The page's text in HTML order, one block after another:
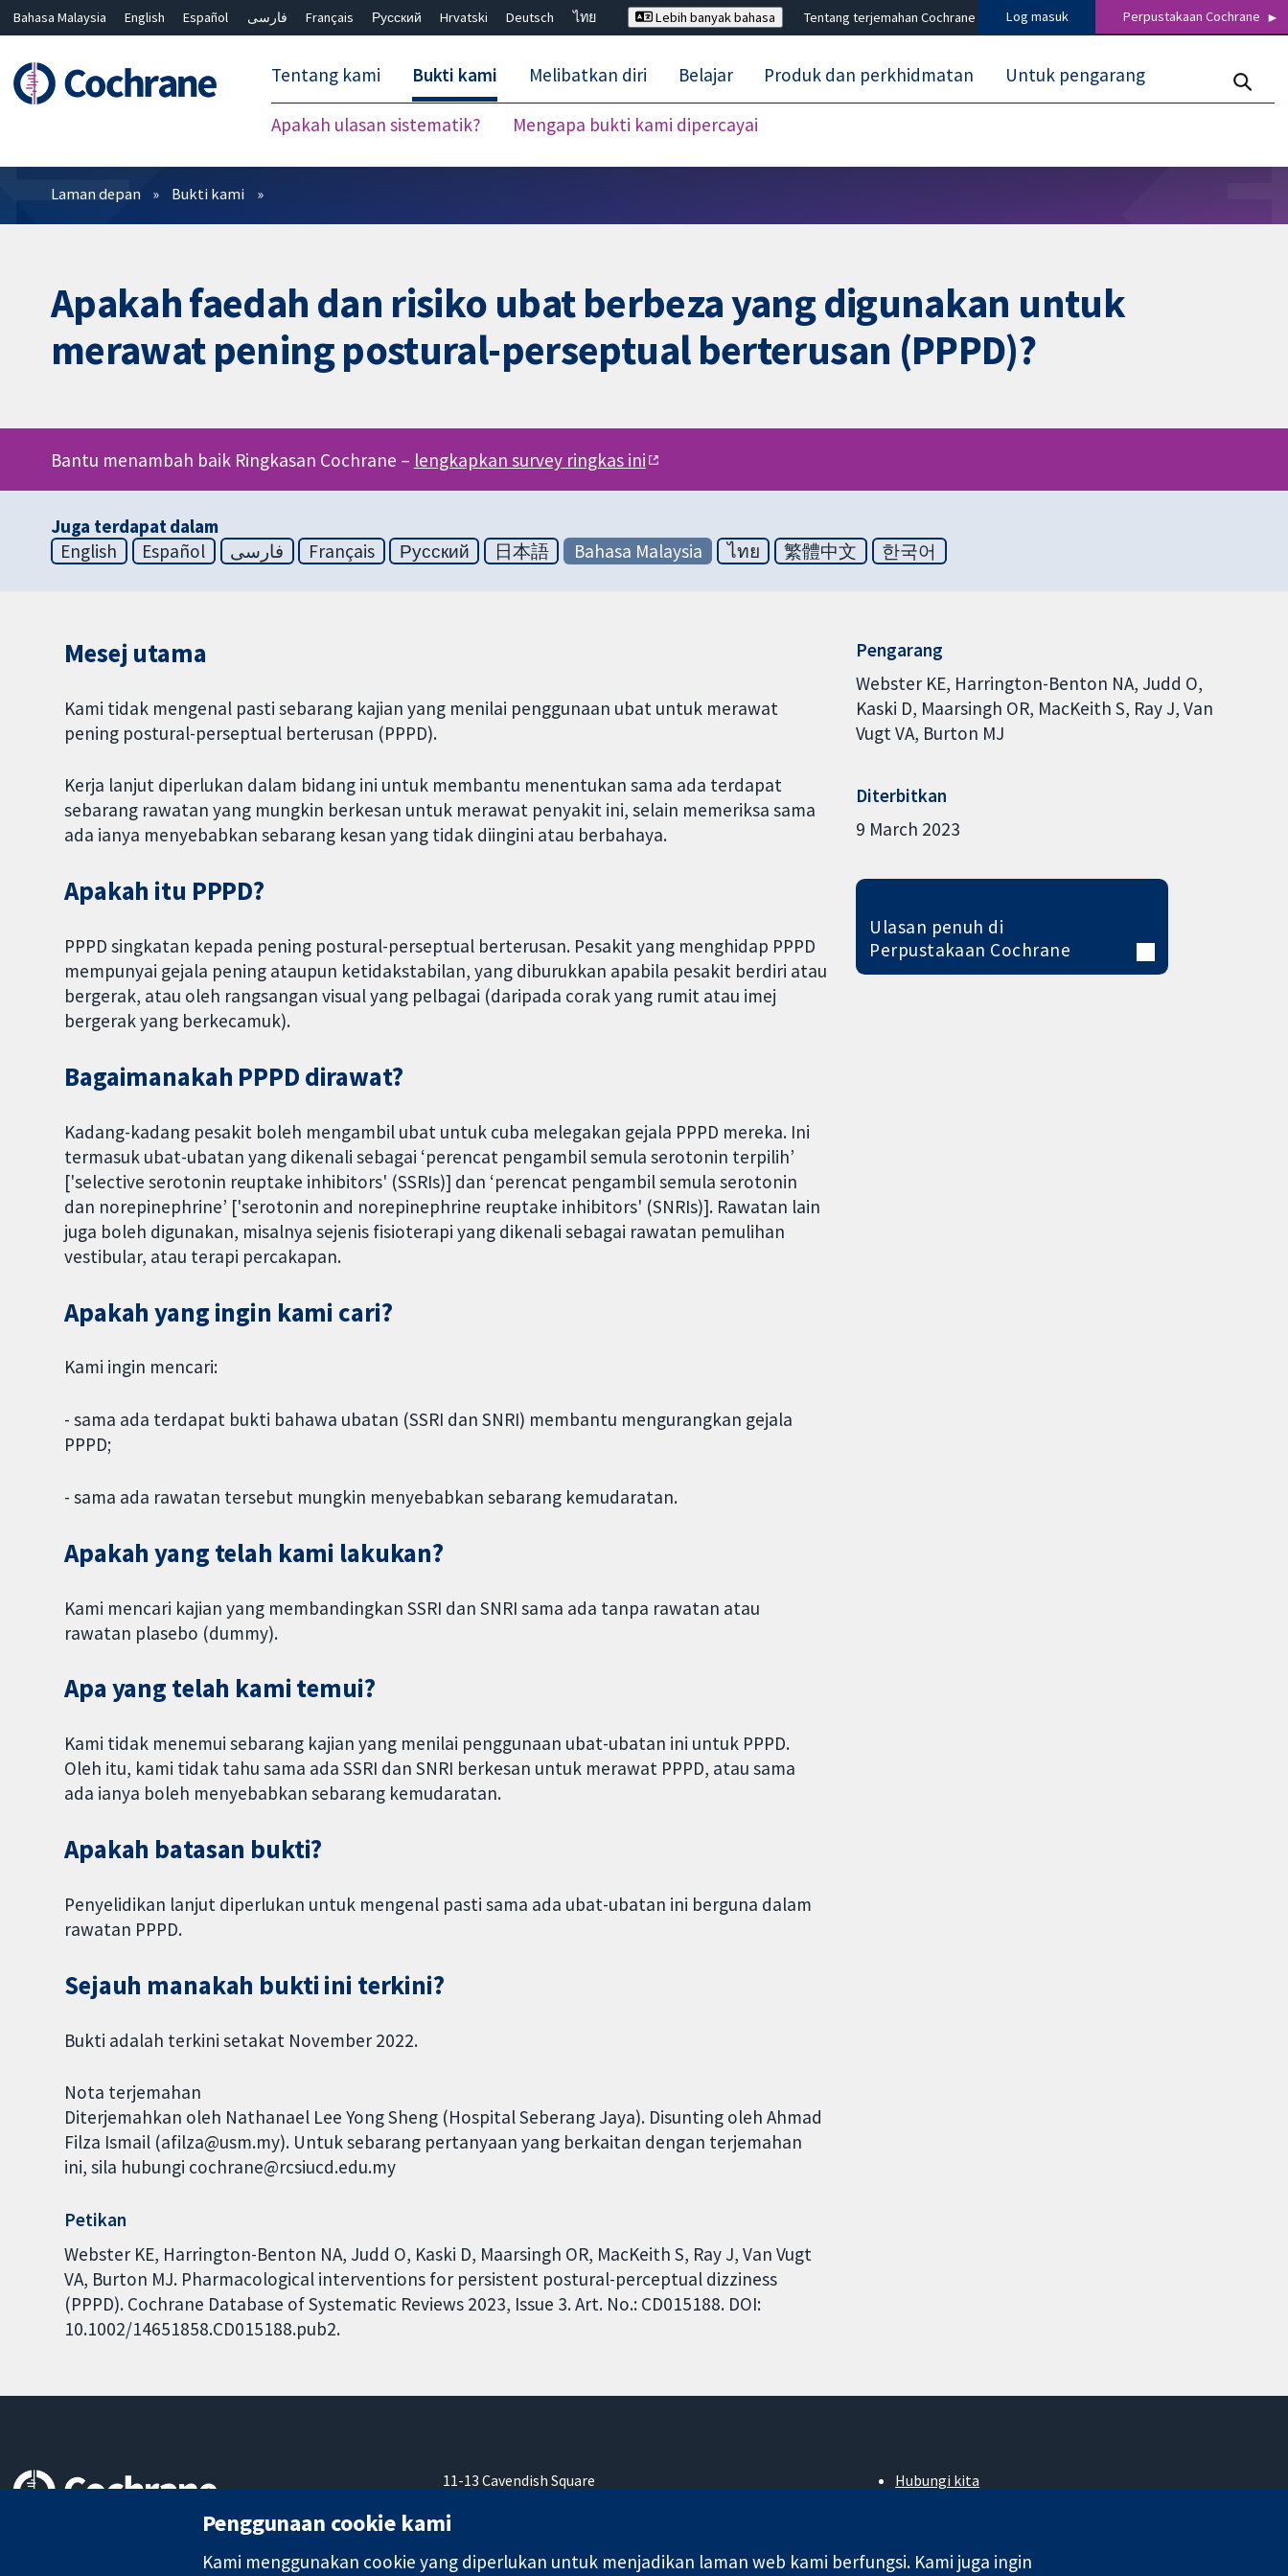
Bahasa Malaysia English Español فارسی Français Русский Hrvatski Deutsch
ไทย
Lebih banyak bahasa Tentang terjemahan Cochrane Log masuk Perpustakaan Cochrane
Tentang kami Bukti kami
Apakah ulasan sistematik? Mengapa bukti kami dipercayai
Melibatkan diri Belajar Produk dan perkhidmatan Untuk pengarang
Penapis
Laman depan Bukti kami
Apakah faedah dan risiko ubat berbeza yang digunakan untuk
merawat pening postural-perseptual berterusan (PPPD)?
Bantu menambah baik Ringkasan Cochrane – lengkapkan survey ringkas ini
Juga terdapat dalam
English
Español فارسی Français Русский 日本語 Bahasa Malaysia ไทย 繁體中文 한국어
Mesej utama
Kami tidak mengenal pasti sebarang kajian yang menilai penggunaan ubat untuk merawat
pening postural-perseptual berterusan (PPPD).
Kerja lanjut diperlukan dalam bidang ini untuk membantu menentukan sama ada terdapat
sebarang rawatan yang mungkin berkesan untuk merawat penyakit ini, selain memeriksa sama
ada ianya menyebabkan sebarang kesan yang tidak diingini atau berbahaya.
Apakah itu PPPD?
PPPD singkatan kepada pening postural-perseptual berterusan. Pesakit yang menghidap PPPD
mempunyai gejala pening ataupun ketidakstabilan, yang diburukkan apabila pesakit berdiri atau
bergerak, atau oleh rangsangan visual yang pelbagai (daripada corak yang rumit atau imej
bergerak yang berkecamuk).
Bagaimanakah PPPD dirawat?
Kadang-kadang pesakit boleh mengambil ubat untuk cuba melegakan gejala PPPD mereka. Ini
termasuk ubat-ubatan yang dikenali sebagai ‘perencat pengambil semula serotonin terpilih’
['selective serotonin reuptake inhibitors' (SSRIs)] dan ‘perencat pengambil semula serotonin
dan norepinephrine’ ['serotonin and norepinephrine reuptake inhibitors' (SNRIs)]. Rawatan lain
juga boleh digunakan, misalnya sejenis fisioterapi yang dikenali sebagai rawatan pemulihan
vestibular, atau terapi percakapan.
Apakah yang ingin kami cari?
Kami ingin mencari:
- sama ada terdapat bukti bahawa ubatan (SSRI dan SNRI) membantu mengurangkan gejala
PPPD;
- sama ada rawatan tersebut mungkin menyebabkan sebarang kemudaratan.
Apakah yang telah kami lakukan?
Kami mencari kajian yang membandingkan SSRI dan SNRI sama ada tanpa rawatan atau
rawatan plasebo (dummy).
Apa yang telah kami temui?
Kami tidak menemui sebarang kajian yang menilai penggunaan ubat-ubatan ini untuk PPPD.
Oleh itu, kami tidak tahu sama ada SSRI dan SNRI berkesan untuk merawat PPPD, atau sama
ada ianya boleh menyebabkan sebarang kemudaratan.
Apakah batasan bukti?
Penyelidikan lanjut diperlukan untuk mengenal pasti sama ada ubat-ubatan ini berguna dalam
rawatan PPPD.
Sejauh manakah bukti ini terkini?
Bukti adalah terkini setakat November 2022.
Nota terjemahan
Diterjemahkan oleh Nathanael Lee Yong Sheng (Hospital Seberang Jaya). Disunting oleh Ahmad
Filza Ismail (afilza@usm.my). Untuk sebarang pertanyaan yang berkaitan dengan terjemahan
ini, sila hubungi cochrane@rcsiucd.edu.my
Petikan
Webster KE, Harrington-Benton NA, Judd O, Kaski D, Maarsingh OR, MacKeith S, Ray J, Van Vugt
VA, Burton MJ. Pharmacological interventions for persistent postural-perceptual dizziness
(PPPD). Cochrane Database of Systematic Reviews 2023, Issue 3. Art. No.: CD015188. DOI:
10.1002/14651858.CD015188.pub2.
Pengarang
Webster KE Harrington-Benton NA Judd O
Kaski D Maarsingh OR MacKeith S Ray J Van
Vugt VA Burton MJ
Diterbitkan
9 March 2023
Ulasan penuh di
Perpustakaan Cochrane
11-13 Cavendish Square
W1G 0AN
Hubungi kita
Pekerjaan
Penggunaan cookie kami
Kami menggunakan cookie yang diperlukan untuk menjadikan laman web kami berfungsi. Kami juga ingin